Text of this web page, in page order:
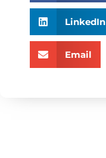
LinkedIn
Email